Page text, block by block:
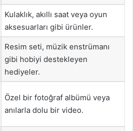
Kulaklık, akıllı saat veya oyun
aksesuarları gibi ürünler.
Resim seti, müzik enstrümanı
gibi hobiyi destekleyen
hediyeler.
Özel bir fotoğraf albümü veya
anılarla dolu bir video.